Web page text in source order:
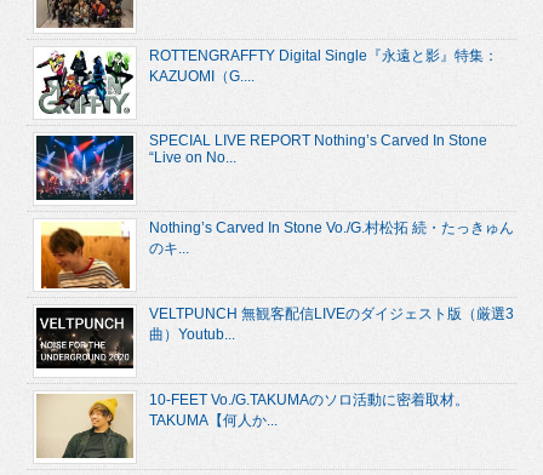
ROTTENGRAFFTY Digital Single『永遠と影』特集：
KAZUOMI（G....
SPECIAL LIVE REPORT Nothing’s Carved In Stone
“Live on No...
Nothing’s Carved In Stone Vo./G.村松拓 続・たっきゅん
のキ...
VELTPUNCH 無観客配信LIVEのダイジェスト版（厳選3
曲）Youtub...
10-FEET Vo./G.TAKUMAのソロ活動に密着取材。
TAKUMA【何人か...